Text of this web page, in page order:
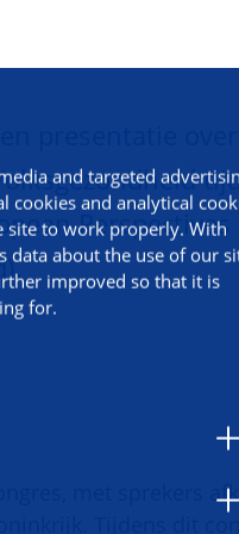
and targeted
cookies and analytical
site to work properly. With
data about the use of our
improved so that it is
for.
presentatie over
met sprekers
Tijdens dit